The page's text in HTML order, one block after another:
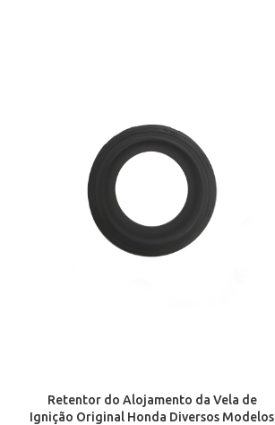
Retentor do Alojamento da Vela de
Ignição Original Honda Diversos Modelos